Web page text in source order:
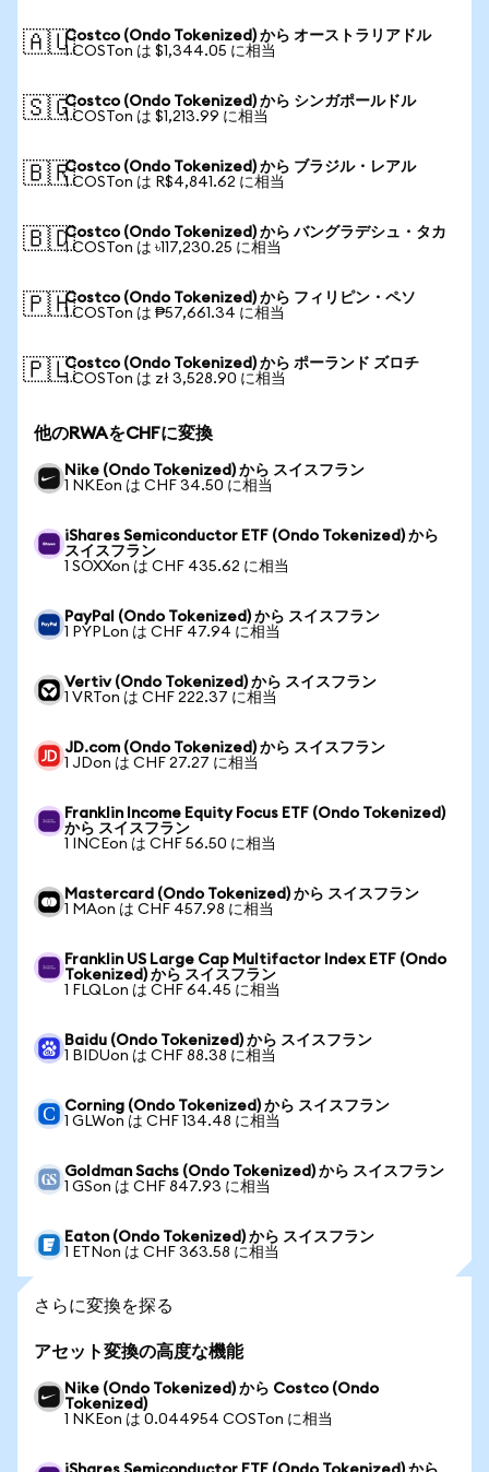
🇦🇺Costco (Ondo Tokenized) から オーストラリアドル
1 COSTon は $1,344.05 に相当
🇸🇬Costco (Ondo Tokenized) から シンガポールドル
1 COSTon は $1,213.99 に相当
🇧🇷Costco (Ondo Tokenized) から ブラジル・レアル
1 COSTon は R$4,841.62 に相当
🇧🇩Costco (Ondo Tokenized) から バングラデシュ・タカ
1 COSTon は ৳117,230.25 に相当
🇵🇭Costco (Ondo Tokenized) から フィリピン・ペソ
1 COSTon は ₱57,661.34 に相当
🇵🇱Costco (Ondo Tokenized) から ポーランド ズロチ
1 COSTon は zł 3,528.90 に相当
他のRWAをCHFに変換
Nike (Ondo Tokenized) から スイスフラン
1 NKEon は CHF 34.50 に相当
iShares Semiconductor ETF (Ondo Tokenized) から
スイスフラン
1 SOXXon は CHF 435.62 に相当
PayPal (Ondo Tokenized) から スイスフラン
1 PYPLon は CHF 47.94 に相当
Vertiv (Ondo Tokenized) から スイスフラン
1 VRTon は CHF 222.37 に相当
JD.com (Ondo Tokenized) から スイスフラン
1 JDon は CHF 27.27 に相当
Franklin Income Equity Focus ETF (Ondo Tokenized)
から スイスフラン
1 INCEon は CHF 56.50 に相当
Mastercard (Ondo Tokenized) から スイスフラン
1 MAon は CHF 457.98 に相当
Franklin US Large Cap Multifactor Index ETF (Ondo
Tokenized) から スイスフラン
1 FLQLon は CHF 64.45 に相当
Baidu (Ondo Tokenized) から スイスフラン
1 BIDUon は CHF 88.38 に相当
Corning (Ondo Tokenized) から スイスフラン
1 GLWon は CHF 134.48 に相当
Goldman Sachs (Ondo Tokenized) から スイスフラン
1 GSon は CHF 847.93 に相当
Eaton (Ondo Tokenized) から スイスフラン
1 ETNon は CHF 363.58 に相当
さらに変換を探る
アセット変換の高度な機能
Nike (Ondo Tokenized) から Costco (Ondo
Tokenized)
1 NKEon は 0.044954 COSTon に相当